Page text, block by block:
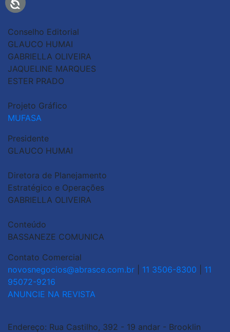
Conselho Editorial
GLAUCO HUMAI
GABRIELLA OLIVEIRA
JAQUELINE MARQUES
ESTER PRADO
Projeto Gráfico
MUFASA
Presidente
GLAUCO HUMAI
Diretora de Planejamento
Estratégico e Operações
GABRIELLA OLIVEIRA
Conteúdo
BASSANEZE COMUNICA
Contato Comercial
novosnegocios@abrasce.com.br
11 3506-8300
11
95072-9216
ANUNCIE NA REVISTA
Endereço: Rua Castilho, 392 - 19 andar - Brooklin